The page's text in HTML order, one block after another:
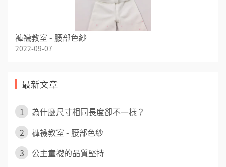
褲襪教室 - 腰部色紗
2022-09-07
最新文章
1
為什麼尺寸相同長度卻不一樣？
2
褲襪教室 - 腰部色紗
3
公主童襪的品質堅持